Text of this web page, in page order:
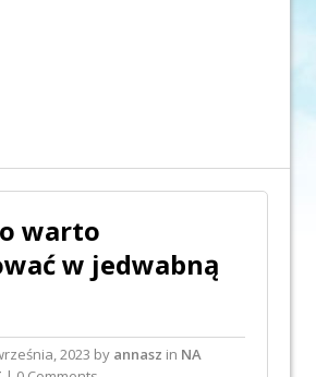
warto
w jedwabną
2023 by annasz in NA